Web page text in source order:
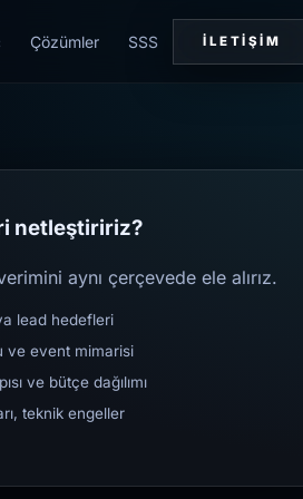
Çözümler SSS İLETIŞIM
netleştiririz?
aynı çerçevede ele alırız.
lead hedefleri
ve event mimarisi
ve bütçe dağılımı
teknik engeller